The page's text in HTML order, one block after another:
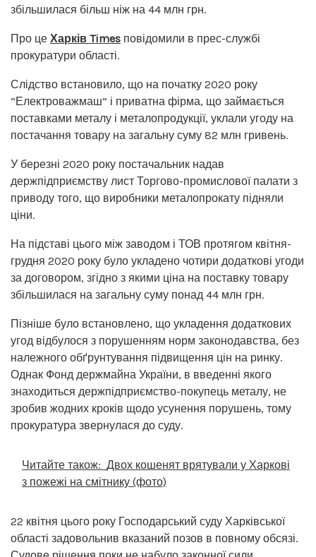
збільшилася більш ніж на 44 млн грн.
Про це Харків Times повідомили в прес-службі
прокуратури області.
Слідство встановило, що на початку 2020 року
“Електроважмаш” і приватна фірма, що займається
поставками металу і металопродукції, уклали угоду на
постачання товару на загальну суму 82 млн гривень.
У березні 2020 року постачальник надав
держпідприємству лист Торгово-промислової палати з
приводу того, що виробники металопрокату підняли
ціни.
На підставі цього між заводом і ТОВ протягом квітня-
грудня 2020 року було укладено чотири додаткові угоди
за договором, згідно з якими ціна на поставку товару
збільшилася на загальну суму понад 44 млн грн.
Пізніше було встановлено, що укладення додаткових
угод відбулося з порушенням норм законодавства, без
належного обґрунтування підвищення цін на ринку.
Однак Фонд держмайна України, в введенні якого
знаходиться держпідприємство-покупець металу, не
зробив жодних кроків щодо усунення порушень, тому
прокуратура звернулася до суду.
Читайте також: Двох кошенят врятували у Харкові
з пожежі на смітнику (фото)
22 квітня цього року Господарський суду Харківської
області задовольнив вказаний позов в повному обсязі.